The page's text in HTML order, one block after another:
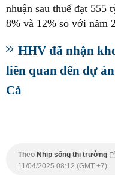
nhuận sau thuế đạt 555
8% và 12% so với năm
HHV đã nhận
liên quan đến dự
Cả
Theo Nhịp sống thị trường
11/04/2025 08:12 (GMT +7)